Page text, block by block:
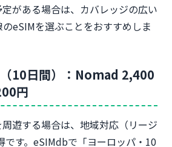
がある場合は、カバレッジの広い
eSIMを選ぶことをおすすめしま
10日間）：Nomad 2,400
円
遊する場合は、地域対応（リージ
です。eSIMdbで「ヨーロッパ・10